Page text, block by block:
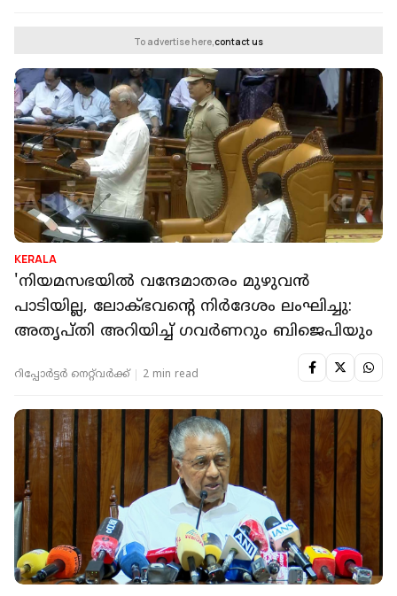
To advertise here,contact us
KERALA
'നിയമസഭയില്‍ വന്ദേമാതരം മുഴുവൻ
പാടിയില്ല, ലോക്ഭവൻ്റെ നിർദേശം ലംഘിച്ചു:
അതൃപ്തി അറിയിച്ച് ​ഗവർണറും ബിജെപിയും
റിപ്പോർട്ടർ നെറ്റ്‌വര്‍ക്ക്‌ 2 min read